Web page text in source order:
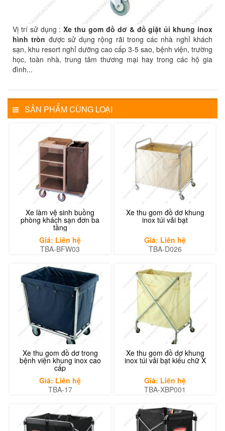
Vị trí sử dụng :Xe thu gom đồ dơ & đồ giặt ủi khung inox
hình tròn được sử dụng rộng rãi trong các nhà nghỉ khách
sạn, khu resort nghỉ dưỡng cao cấp 3-5 sao, bệnh viện, trường
học, toàn nhà, trung tâm thương mại hay trong các hộ gia
đình...
SẢN PHẨM CÙNG LOẠI
Xe làm vệ sinh buồng
phòng khách sạn đơn ba
tầng
Giá: Liên hệ
TBA-BFW03
Xe thu gom đồ dơ khung
inox túi vải bạt
Giá: Liên hệ
TBA-D026
Xe thu gom đồ dơ trong
bệnh viện khung inox cao
cấp
Giá: Liên hệ
TBA-17
Xe thu gom đồ dơ khung
inox túi vải bạt kiểu chữ X
Giá: Liên hệ
TBA-XBP001